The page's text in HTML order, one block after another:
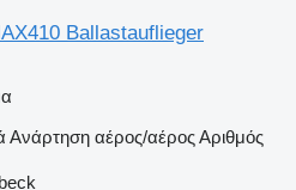
Ballastauflieger
Ανάρτηση αέρος/αέροςΑριθμός